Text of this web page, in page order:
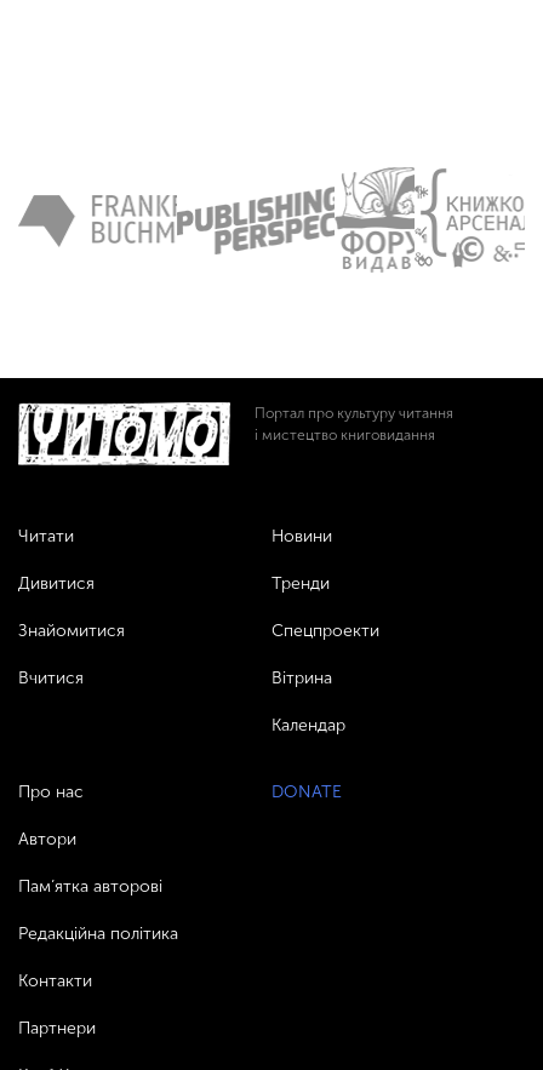
Портал про культуру читання
і мистецтво книговидання
Читати
Дивитися
Знайомитися
Вчитися
Новини
Тренди
Спецпроекти
Вітрина
Календар
Про нас
Автори
Пам’ятка авторові
Редакційна політика
Контакти
Партнери
DONATE